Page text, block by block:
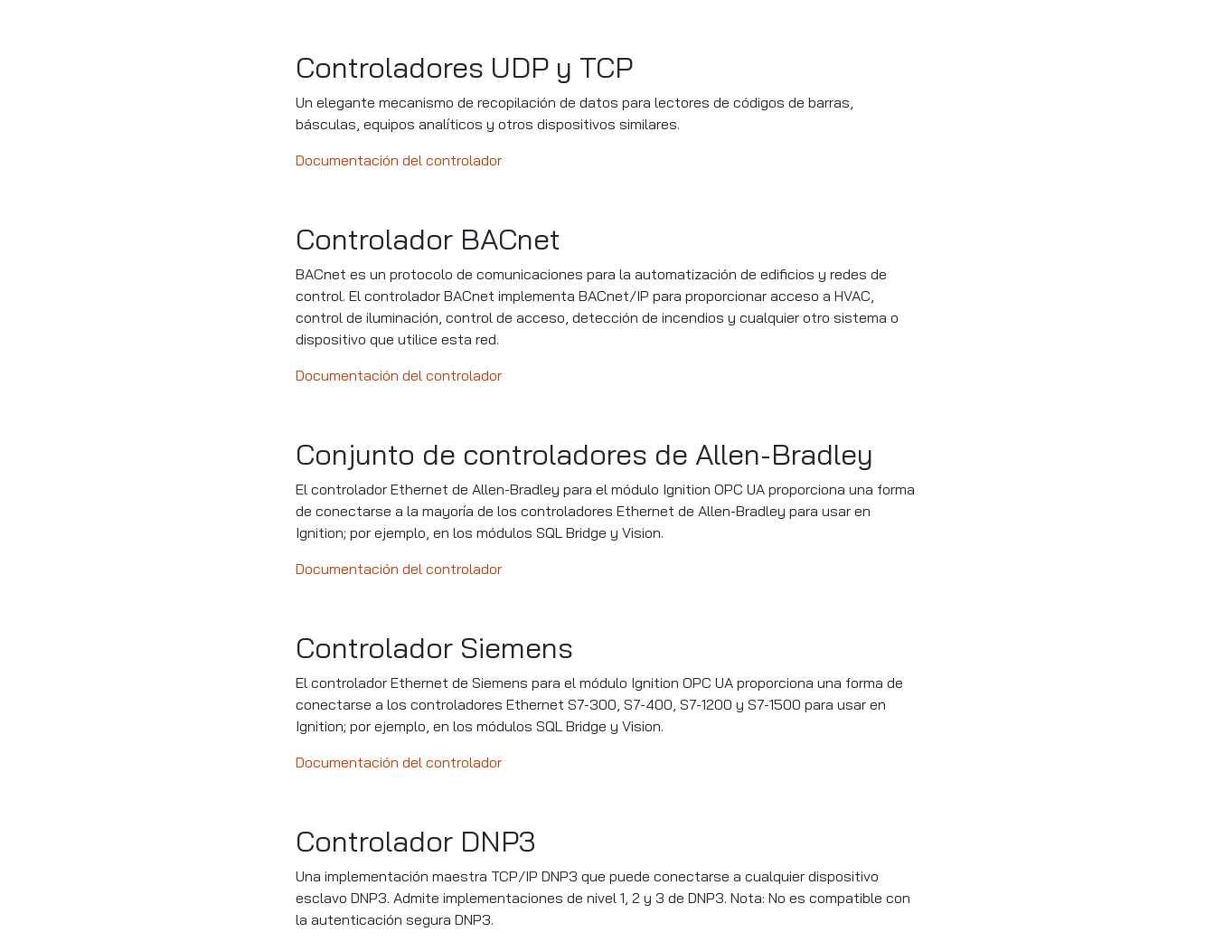
Controladores UDP y TCP
Un elegante mecanismo de recopilación de datos para lectores de códigos de barras,
básculas, equipos analíticos y otros dispositivos similares.
Documentación del controlador
Controlador BACnet
BACnet es un protocolo de comunicaciones para la automatización de edificios y redes de
control. El controlador BACnet implementa BACnet/IP para proporcionar acceso a HVAC,
control de iluminación, control de acceso, detección de incendios y cualquier otro sistema o
dispositivo que utilice esta red.
Documentación del controlador
Conjunto de controladores de Allen-Bradley
El controlador Ethernet de Allen-Bradley para el módulo Ignition OPC UA proporciona una forma
de conectarse a la mayoría de los controladores Ethernet de Allen-Bradley para usar en
Ignition; por ejemplo, en los módulos SQL Bridge y Vision.
Documentación del controlador
Controlador Siemens
El controlador Ethernet de Siemens para el módulo Ignition OPC UA proporciona una forma de
conectarse a los controladores Ethernet S7-300, S7-400, S7-1200 y S7-1500 para usar en
Ignition; por ejemplo, en los módulos SQL Bridge y Vision.
Documentación del controlador
Controlador DNP3
Una implementación maestra TCP/IP DNP3 que puede conectarse a cualquier dispositivo
esclavo DNP3. Admite implementaciones de nivel 1, 2 y 3 de DNP3. Nota: No es compatible con
la autenticación segura DNP3.